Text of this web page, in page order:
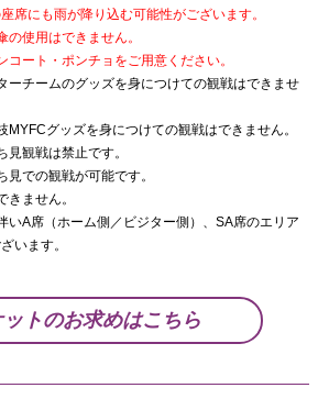
席にも雨が降り込む可能性がございます。
使用はできません。
コート・ポンチョをご用意ください。
ーチームのグッズを身につけての観戦はできませ
MYFCグッズを身につけての観戦はできません。
観戦は禁止です。
での観戦が可能です。
きません。
いA席（ホーム側／ビジター側）、SA席のエリア
います。
ットのお求めはこちら